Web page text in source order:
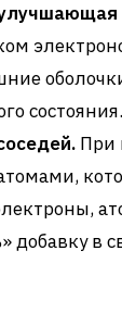
состояния.
При
добавку в